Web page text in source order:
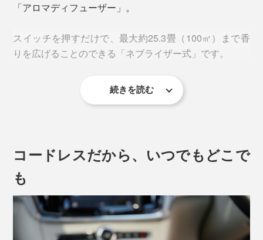
「アロマディフューザー」。
スイッチを押すだけで、最大約25.3畳（100㎥）まで香
りを広げることのできる「ネブライザー式」です。
続きを読む
コードレスだから、いつでもどこで
も